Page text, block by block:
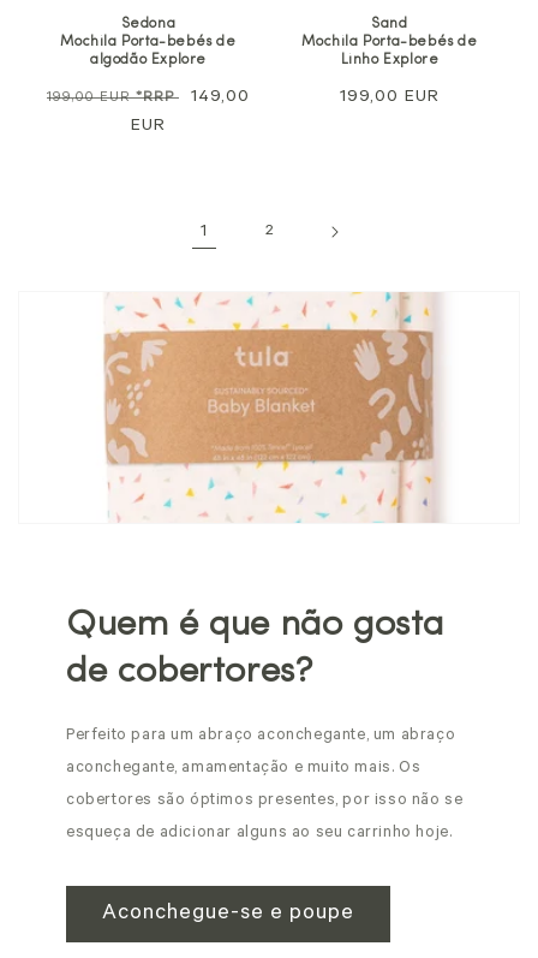
Sedona
Mochila Porta-bebés de
algodão Explore
Preço
199,00 EUR*RRP
Preço
149,00
EUR
Sand
Mochila Porta-bebés de
Linho Explore
Preço
199,00 EUR
1 2
Quem é que não gosta
de cobertores?
Perfeito para um abraço aconchegante, um abraço
aconchegante, amamentação e muito mais. Os
cobertores são óptimos presentes, por isso não se
esqueça de adicionar alguns ao seu carrinho hoje.
Aconchegue-se e poupe